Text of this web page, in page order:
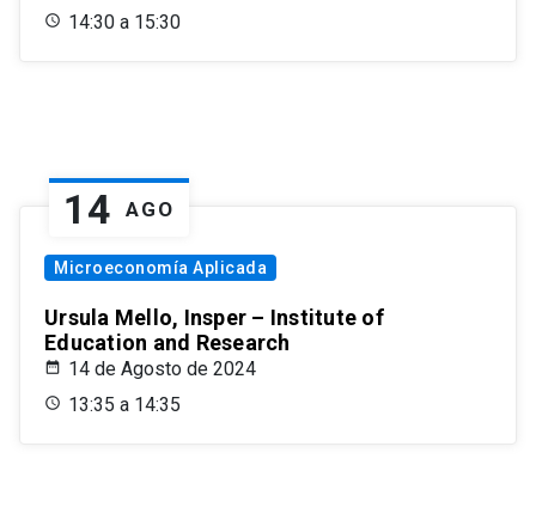
14:30 a 15:30
14 AGO
Microeconomía Aplicada
Ursula Mello, Insper – Institute of
Education and Research
14 de Agosto de 2024
13:35 a 14:35